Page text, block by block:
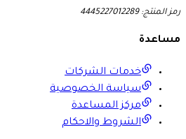
رمز المنتج:4445227012289
مساعدة
خدمات الشركات
سياسة الخصوصية
مركز المساعدة
الشروط والاحكام